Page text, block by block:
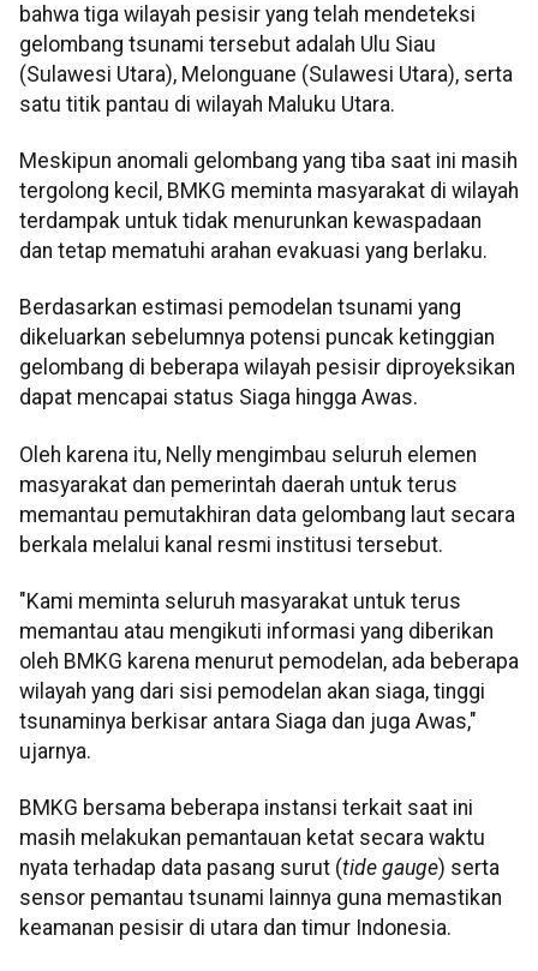
bahwa tiga wilayah pesisir yang telah mendeteksi
gelombang tsunami tersebut adalah Ulu Siau
(Sulawesi Utara), Melonguane (Sulawesi Utara), serta
satu titik pantau di wilayah Maluku Utara.
Meskipun anomali gelombang yang tiba saat ini masih
tergolong kecil, BMKG meminta masyarakat di wilayah
terdampak untuk tidak menurunkan kewaspadaan
dan tetap mematuhi arahan evakuasi yang berlaku.
Berdasarkan estimasi pemodelan tsunami yang
dikeluarkan sebelumnya potensi puncak ketinggian
gelombang di beberapa wilayah pesisir diproyeksikan
dapat mencapai status Siaga hingga Awas.
Oleh karena itu, Nelly mengimbau seluruh elemen
masyarakat dan pemerintah daerah untuk terus
memantau pemutakhiran data gelombang laut secara
berkala melalui kanal resmi institusi tersebut.
"Kami meminta seluruh masyarakat untuk terus
memantau atau mengikuti informasi yang diberikan
oleh BMKG karena menurut pemodelan, ada beberapa
wilayah yang dari sisi pemodelan akan siaga, tinggi
tsunaminya berkisar antara Siaga dan juga Awas,"
ujarnya.
BMKG bersama beberapa instansi terkait saat ini
masih melakukan pemantauan ketat secara waktu
nyata terhadap data pasang surut (tide gauge) serta
sensor pemantau tsunami lainnya guna memastikan
keamanan pesisir di utara dan timur Indonesia.